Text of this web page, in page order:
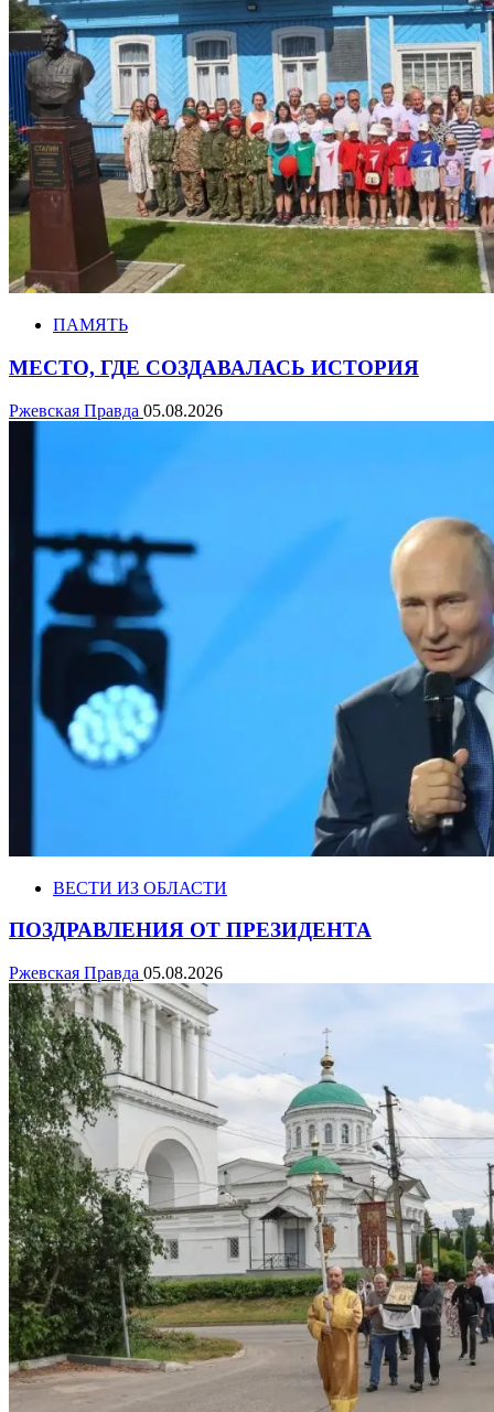
ПАМЯТЬ
МЕСТО, ГДЕ СОЗДАВАЛАСЬ ИСТОРИЯ
Ржевская Правда 05.08.2026
ВЕСТИ ИЗ ОБЛАСТИ
ПОЗДРАВЛЕНИЯ ОТ ПРЕЗИДЕНТА
Ржевская Правда 05.08.2026